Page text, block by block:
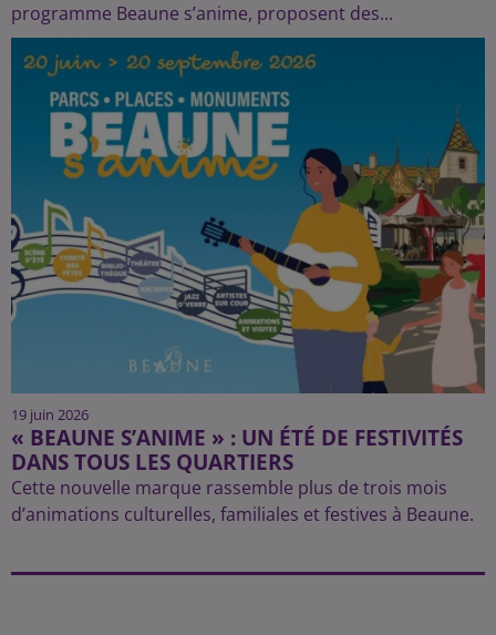
programme Beaune s’anime, proposent des...
19 juin 2026
« BEAUNE S’ANIME » : UN ÉTÉ DE FESTIVITÉS
DANS TOUS LES QUARTIERS
Cette nouvelle marque rassemble plus de trois mois
d’animations culturelles, familiales et festives à Beaune.